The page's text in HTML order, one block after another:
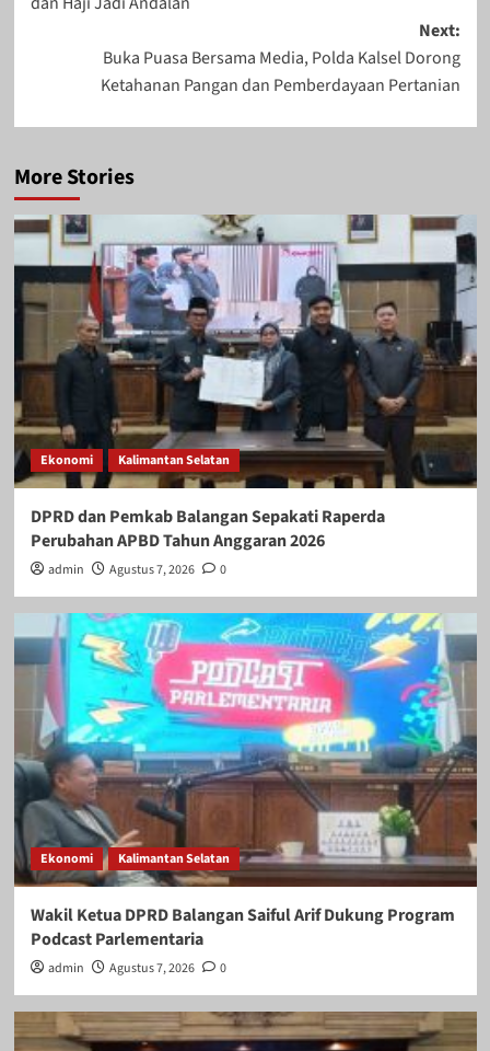
Next:
Buka Puasa Bersama Media, Polda Kalsel Dorong
Ketahanan Pangan dan Pemberdayaan Pertanian
More Stories
Ekonomi Kalimantan Selatan
DPRD dan Pemkab Balangan Sepakati Raperda
Perubahan APBD Tahun Anggaran 2026
admin Agustus 7, 2026 0
Ekonomi Kalimantan Selatan
Wakil Ketua DPRD Balangan Saiful Arif Dukung Program
Podcast Parlementaria
admin Agustus 7, 2026 0